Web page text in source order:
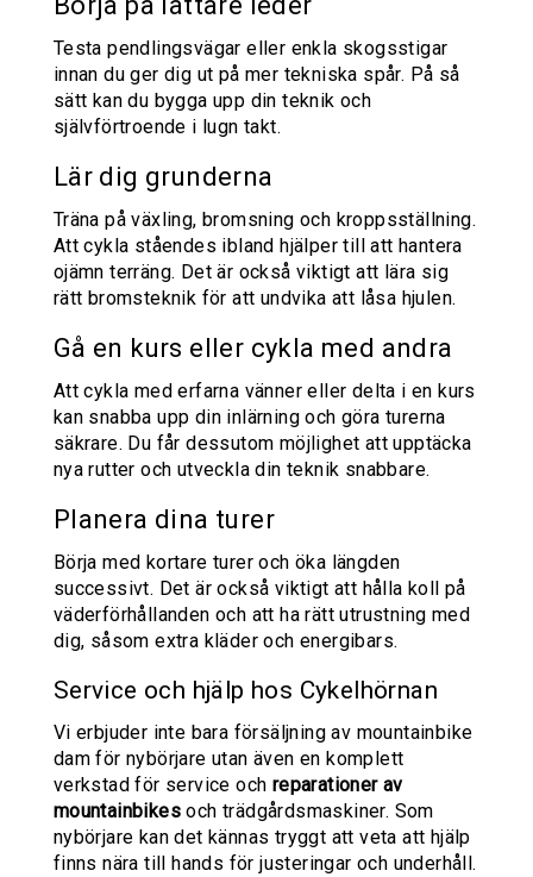
Testa pendlingsvägar eller enkla skogsstigar
innan du ger dig ut på mer tekniska spår. På så
sätt kan du bygga upp din teknik och
självförtroende i lugn takt.
Lär dig grunderna
Träna på växling, bromsning och kroppsställning.
Att cykla ståendes ibland hjälper till att hantera
ojämn terräng. Det är också viktigt att lära sig
rätt bromsteknik för att undvika att låsa hjulen.
Gå en kurs eller cykla med andra
Att cykla med erfarna vänner eller delta i en kurs
kan snabba upp din inlärning och göra turerna
säkrare. Du får dessutom möjlighet att upptäcka
nya rutter och utveckla din teknik snabbare.
Planera dina turer
Börja med kortare turer och öka längden
successivt. Det är också viktigt att hålla koll på
väderförhållanden och att ha rätt utrustning med
dig, såsom extra kläder och energibars.
Service och hjälp hos Cykelhörnan
Vi erbjuder inte bara försäljning av mountainbike
dam för nybörjare utan även en komplett
verkstad för service och reparationer av
mountainbikes och trädgårdsmaskiner. Som
nybörjare kan det kännas tryggt att veta att hjälp
finns nära till hands för justeringar och underhåll.